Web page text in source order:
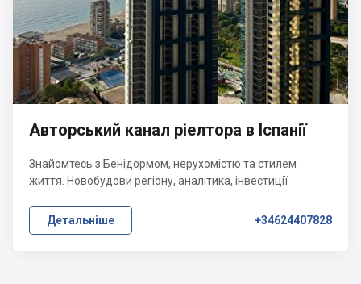
Авторський канал ріелтора в Іспанії
Знайомтесь з Бенідормом, нерухомістю та стилем
життя. Новобудови регіону, аналітика, інвестиції
Детальніше +34624407828